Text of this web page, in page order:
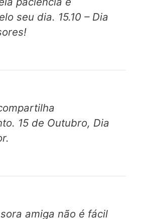
seu dia. 15.10 – Dia
15 de Outubro, Dia
amiga não é fácil